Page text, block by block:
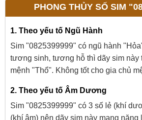
PHONG THỦY SỐ SIM
1. Theo yếu tố Ngũ Hành
Sim "0825399999" có ngũ hành
tương sinh, tương hỗ thì dãy sim này
mệnh "Thổ". Không tốt cho gia chủ
2. Theo yếu tố Âm Dương
Sim "0825399999" có 3 số lẻ (khí
(khí âm) nên dãy sim này mang